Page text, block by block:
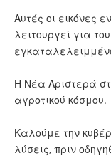
Αυτές οι εικόνες
λειτουργεί για
Η Νέα Αριστερά
αγροτικού κόσμου.
Καλούμε την
λύσεις, πριν